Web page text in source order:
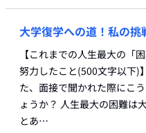
大学復学への道！私の挑
【これまでの人生最大の「
努力したこと(500文字以下)
た、面接で聞かれた際にこ
ょうか？ 人生最大の困難は
とあ…